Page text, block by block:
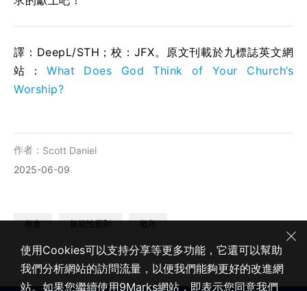
譯：DeepL/STH；校： JFX。原文刊載於九標誌英文網
站：What Does God Think of Your Church’s
Worship?
作者： Scott Daniel
2025-06-09
教會 規範性原則 敬拜
使用Cookies可以支持分享等更多功能，它還可以幫助
我們分析網站的訪問流量，以便我們能夠更好的改進網
站。如果您繼續使用9Marks網站，即表示您同意我們